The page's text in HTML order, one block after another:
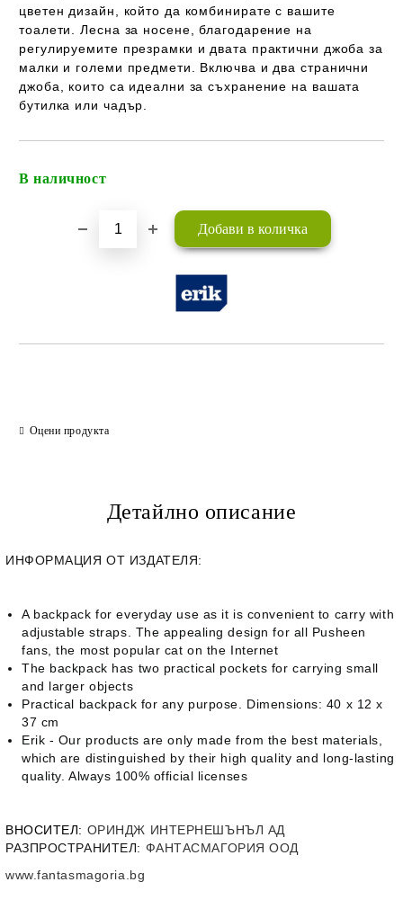
цветен дизайн, който да комбинирате с вашите
тоалети. Лесна за носене, благодарение на
регулируемите презрамки и двата практични джоба за
малки и големи предмети. Включва и два странични
джоба, които са идеални за съхранение на вашата
бутилка или чадър.
В наличност
Оцени продукта
Детайлно описание
ИНФОРМАЦИЯ ОТ ИЗДАТЕЛЯ:
A backpack for everyday use as it is convenient to carry with
adjustable straps. The appealing design for all Pusheen
fans, the most popular cat on the Internet
The backpack has two practical pockets for carrying small
and larger objects
Practical backpack for any purpose. Dimensions: 40 x 12 x
37 cm
Erik - Our products are only made from the best materials,
which are distinguished by their high quality and long-lasting
quality. Always 100% official licenses
ВНОСИТЕЛ: ОРИНДЖ ИНТЕРНЕШЪНЪЛ АД
РАЗПРОСТРАНИТЕЛ: ФАНТАСМАГОРИЯ ООД
www.fantasmagoria.bg